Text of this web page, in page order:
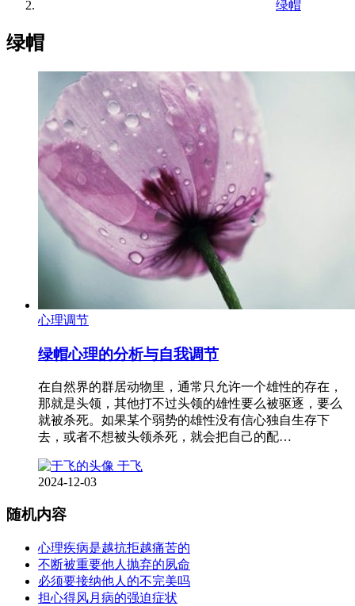
绿帽
绿帽
心理调节
绿帽心理的分析与自我调节
在自然界的群居动物里，通常只允许一个雄性的存在，
那就是头领，其他打不过头领的雄性要么被驱逐，要么
就被杀死。如果某个弱势的雄性没有信心独自生存下
去，或者不想被头领杀死，就会把自己的配…
于飞
2024-12-03
随机内容
心理疾病是越抗拒越痛苦的
不断被重要他人抛弃的夙命
必须要接纳他人的不完美吗
担心得风月病的强迫症状